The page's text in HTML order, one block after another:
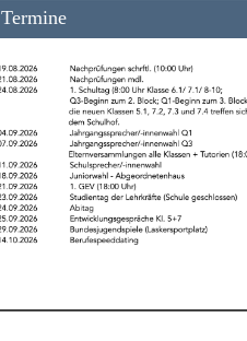
Termine